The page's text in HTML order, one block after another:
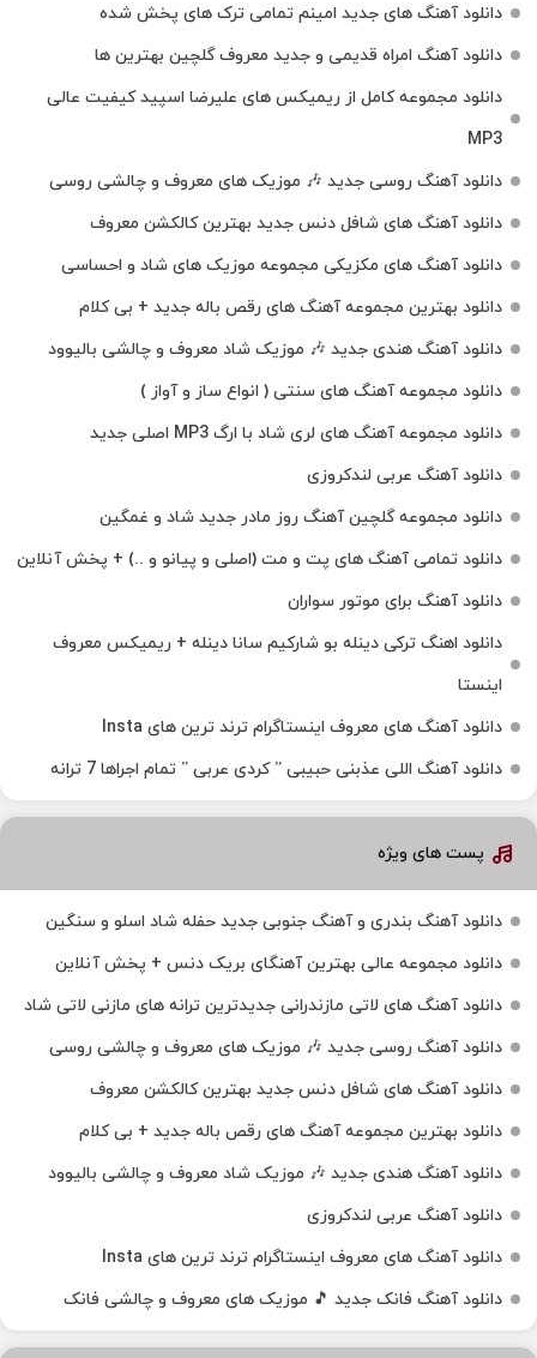
دانلود آهنگ های جدید امینم تمامی ترک های پخش شده
دانلود آهنگ امراه قدیمی و جدید معروف گلچین بهترین ها
دانلود مجموعه کامل از ریمیکس های علیرضا اسپید کیفیت عالی
MP3
دانلود آهنگ روسی جدید 🎶 موزیک‌ های معروف و چالشی روسی
دانلود آهنگ های شافل دنس جدید بهترین کالکشن معروف
دانلود آهنگ‌ های مکزیکی مجموعه موزیک‌ های شاد و احساسی
دانلود بهترین مجموعه آهنگ های رقص باله جدید + بی کلام
دانلود آهنگ هندی جدید 🎶 موزیک شاد معروف و چالشی بالیوود
دانلود مجموعه آهنگ های سنتی ( انواع ساز و آواز )
دانلود مجموعه آهنگ های لری شاد با ارگ MP3 اصلی جدید
دانلود آهنگ عربی لندکروزی
دانلود مجموعه گلچین آهنگ روز مادر جدید شاد و غمگین
دانلود تمامی آهنگ های پت و مت (اصلی و پیانو و ..) + پخش آنلاین
دانلود آهنگ برای موتور سواران
دانلود اهنگ ترکی دینله بو شارکیم سانا دینله + ریمیکس معروف
اینستا
دانلود آهنگ‌ های معروف اینستاگرام ترند ترین های Insta
دانلود آهنگ اللی عذبنی حبیبی ” کردی عربی ” تمام اجراها 7 ترانه
پست های ویژه
دانلود آهنگ بندری و آهنگ جنوبی جدید حفله شاد اسلو و سنگین
دانلود مجموعه عالی بهترین آهنگای بریک دنس + پخش آنلاین
دانلود آهنگ‌ های لاتی مازندرانی جدیدترین ترانه های مازنی لاتی شاد
دانلود آهنگ روسی جدید 🎶 موزیک‌ های معروف و چالشی روسی
دانلود آهنگ های شافل دنس جدید بهترین کالکشن معروف
دانلود بهترین مجموعه آهنگ های رقص باله جدید + بی کلام
دانلود آهنگ هندی جدید 🎶 موزیک شاد معروف و چالشی بالیوود
دانلود آهنگ عربی لندکروزی
دانلود آهنگ‌ های معروف اینستاگرام ترند ترین های Insta
دانلود آهنگ فانک جدید 🎵 موزیک‌ های معروف و چالشی فانک